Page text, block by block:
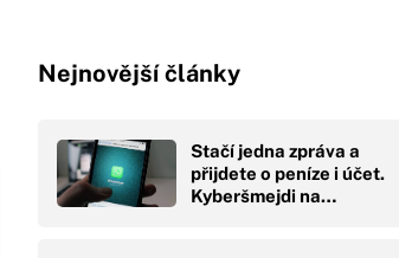
Nejnovější články
Stačí jedna zpráva a
přijdete o peníze i účet.
Kyberšmejdi na…